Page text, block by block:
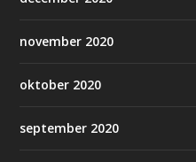
november 2020
oktober 2020
september 2020